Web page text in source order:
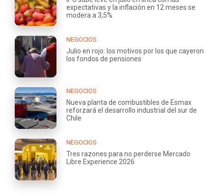
expectativas y la inflación en 12 meses se
modera a 3,5%
NEGOCIOS
Julio en rojo: los motivos por los que cayeron
los fondos de pensiones
NEGOCIOS
Nueva planta de combustibles de Esmax
reforzará el desarrollo industrial del sur de
Chile
NEGOCIOS
Tres razones para no perderse Mercado
Libre Experience 2026